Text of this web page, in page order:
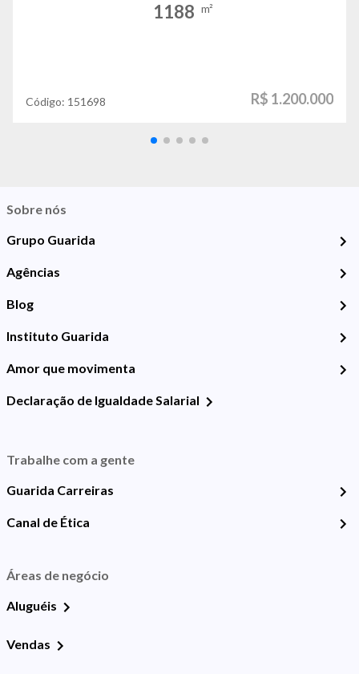
1188 m²
Código: 151698 R$ 1.200.000
Sobre nós
Grupo Guarida
Agências
Blog
Instituto Guarida
Amor que movimenta
Declaração de Igualdade Salarial
Trabalhe com a gente
Guarida Carreiras
Canal de Ética
Áreas de negócio
Aluguéis
Vendas